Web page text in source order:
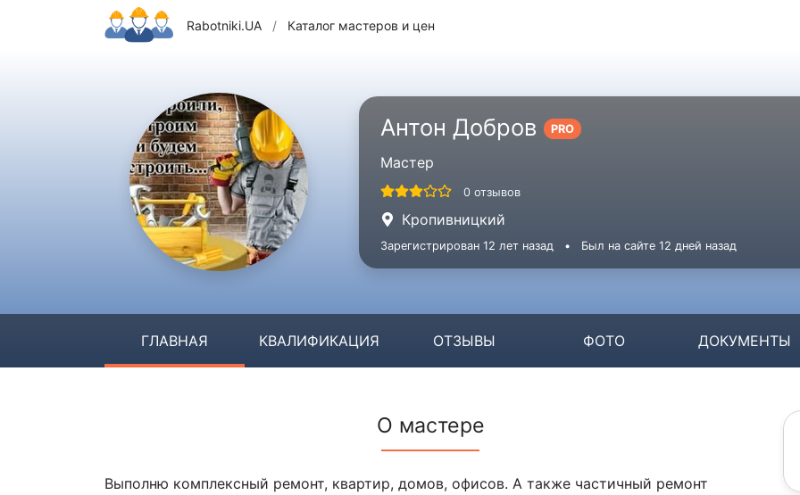
Rabotniki.UA / Каталог мастеров и цен
Антон Добров PRO
Мастер
0 отзывов
Кропивницкий
Зарегистрирован 12 лет назад • Был на сайте 12 дней назад
ГЛАВНАЯ КВАЛИФИКАЦИЯ ОТЗЫВЫ ФОТО ДОКУМЕНТЫ
О мастере
Выполню комплексный ремонт, квартир, домов, офисов. А также частичный ремонт